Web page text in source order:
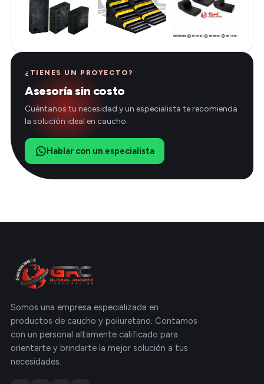
¿TIENES UN PROYECTO?
Asesoría sin costo
Cuéntanos tu necesidad y un especialista te recomienda
la solución ideal en caucho.
Hablar con un especialista
Somos una empresa especializada en
productos de caucho y poliuretano. Contamos
con un personal altamente calificado para
orientarte y brindarte la mejor solución a tus
necesidades.